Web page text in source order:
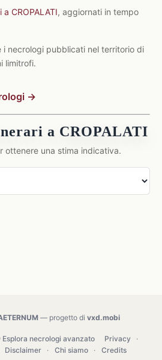
CROPALATI, aggiornati in tempo
i necrologi pubblicati nel territorio di
limitrofi.
→
a CROPALATI
ottenere una stima indicativa.
— progetto di vxd.mobi
Esplora necrologi avanzato Privacy
·
Disclaimer · Chi siamo · Credits